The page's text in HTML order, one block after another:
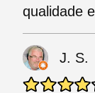
qualidade
J. S.